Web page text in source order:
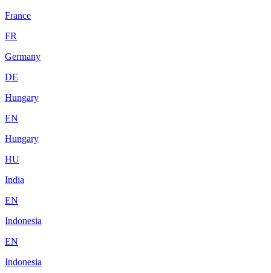
France
FR
Germany
DE
Hungary
EN
Hungary
HU
India
EN
Indonesia
EN
Indonesia